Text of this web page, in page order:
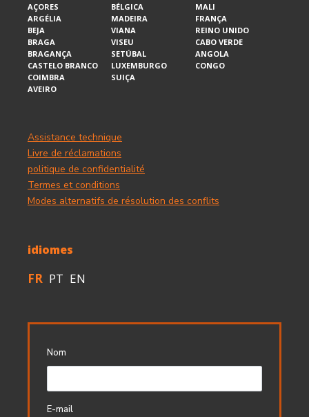
AÇORES
ARGÉLIA
BEJA
BRAGA
BRAGANÇA
CASTELO BRANCO
COIMBRA
AVEIRO
BÉLGICA
MADEIRA
VIANA
VISEU
SETÚBAL
LUXEMBURGO
SUIÇA
MALI
FRANÇA
REINO UNIDO
CABO VERDE
ANGOLA
CONGO
Assistance technique
Livre de réclamations
politique de confidentialité
Termes et conditions
Modes alternatifs de résolution des conflits
idiomes
FR PT EN
Nom
E-mail